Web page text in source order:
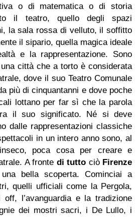
o di matematica o di storia
il teatro, quello degli spazi
la sala rossa di velluto, il soffitto
il sipario, quella magica ideale
e la rappresentazione. Sono
città che a torto è considerata
dove il suo Teatro Comunale
più di cinquantanni e dove poche
lottano per far sì che la parola
il suo significato. Né si deve
dalle rappresentazioni classiche
in un intero anno sono, al
poca cosa per creare e
A fronte di tutto ciò Firenze
bella scoperta. Cominciai a
quelli ufficiali come la Pergola,
l’avanguardia e la tradizione
dei mostri sacri, i De Lullo, i